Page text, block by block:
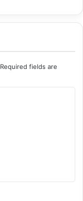
Required fields are